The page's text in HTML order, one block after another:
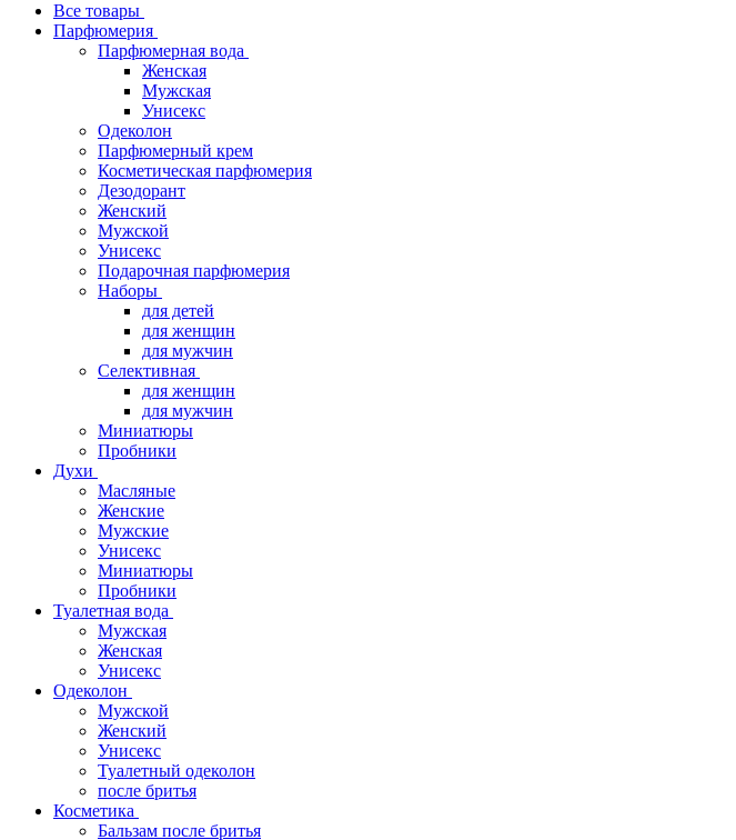
Все товары
Парфюмерия
Парфюмерная вода
Женская
Мужская
Унисекс
Одеколон
Парфюмерный крем
Косметическая парфюмерия
Дезодорант
Женский
Мужской
Унисекс
Подарочная парфюмерия
Наборы
для детей
для женщин
для мужчин
Селективная
для женщин
для мужчин
Миниатюры
Пробники
Духи
Масляные
Женские
Мужские
Унисекс
Миниатюры
Пробники
Туалетная вода
Мужская
Женская
Унисекс
Одеколон
Мужской
Женский
Унисекс
Туалетный одеколон
после бритья
Косметика
Бальзам после бритья